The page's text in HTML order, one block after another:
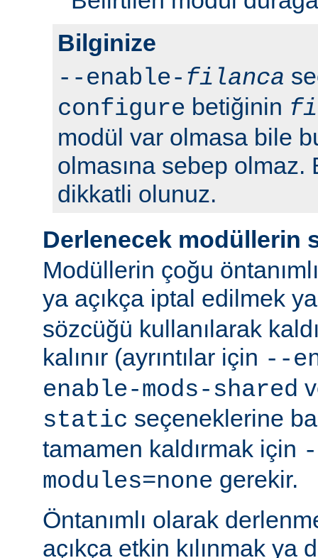
Bilginize
--enable- filanca
configure betiğinin
modül var olmasa bile
olmasına sebep olmaz.
dikkatli olunuz.
Derlenecek modüllerin
Modüllerin çoğu
ya açıkça iptal edilmek
sözcüğü kullanılarak
kalınır (ayrıntılar için --
enable-mods-shared
static seçeneklerine
tamamen kaldırmak için
modules=none gerekir.
Öntanımlı olarak
açıkça etkin kılınmak ya